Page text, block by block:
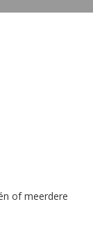
of meerdere